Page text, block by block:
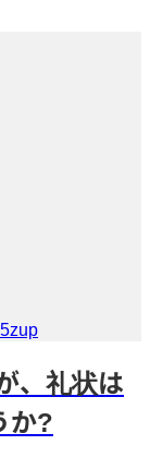
、礼状は
か?